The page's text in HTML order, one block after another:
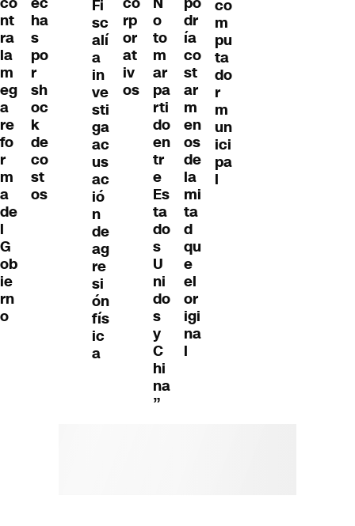
nt
ra
la
m
eg
a
re
fo
r
m
a
de
l
G
ob
ie
rn
o
ha
s
po
r
sh
oc
k
de
co
st
os
Fi
sc
alí
a
in
ve
sti
ga
ac
us
ac
ió
n
de
ag
re
si
ón
fís
ic
a
rp
or
at
iv
os
o
to
m
ar
pa
rti
do
en
tr
e
Es
ta
do
s
U
ni
do
s
y
C
hi
na
”
dr
ía
co
st
ar
m
en
os
de
la
mi
ta
d
qu
e
el
or
igi
na
l
co
m
pu
ta
do
r
m
un
ici
pa
l